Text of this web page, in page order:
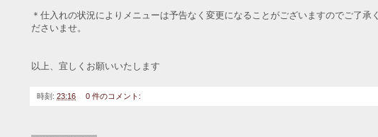
＊仕入れの状況によりメニューは予告なく変更になることがございますのでご了承く
ださいませ。
以上、宜しくお願いいたします
時刻: 23:16 0 件のコメント: